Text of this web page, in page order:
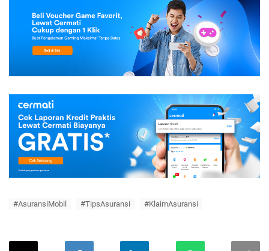
#AsuransiMobil #TipsAsuransi #KlaimAsuransi